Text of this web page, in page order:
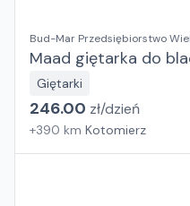
Bud-Mar Przedsiębiorstwo
Maad giętarka do
Giętarki
246.00 zł/dzień
+390 km Kotomierz